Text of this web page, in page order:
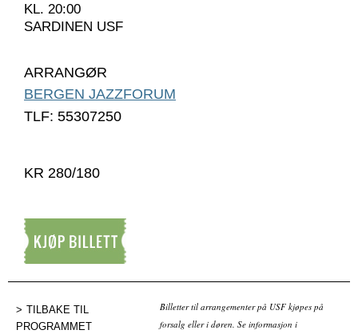
KL. 20:00
SARDINEN USF
ARRANGØR
BERGEN JAZZFORUM
TLF: 55307250
KR 280/180
TILBAKE TIL
PROGRAMMET
Billetter til arrangementer på USF kjøpes på
forsalg eller i døren. Se informasjon i